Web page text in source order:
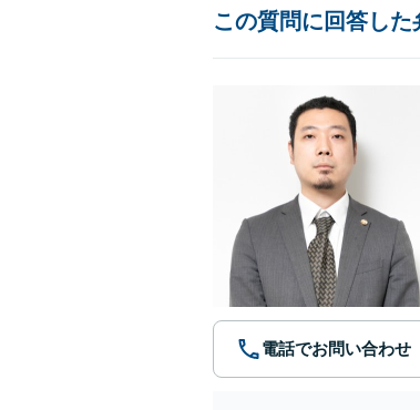
この質問に回答した
電話でお問い合わせ